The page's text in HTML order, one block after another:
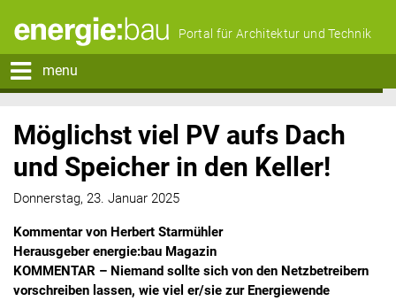
Portal für Architektur und Technik
menu
Möglichst viel PV aufs Dach
und Speicher in den Keller!
Donnerstag, 23. Januar 2025
Kommentar von Herbert Starmühler
Herausgeber energie:bau Magazin
KOMMENTAR – Niemand sollte sich von den Netzbetreibern
vorschreiben lassen, wie viel er/sie zur Energiewende